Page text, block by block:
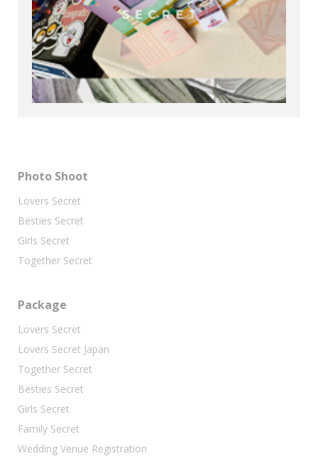
Photo Shoot
Lovers Secret
Besties Secret
Girls Secret
Together Secret
Package
Lovers Secret
Lovers Secret Japan
Together Secret
Besties Secret
Girls Secret
Family Secret
Wedding Venue Registration